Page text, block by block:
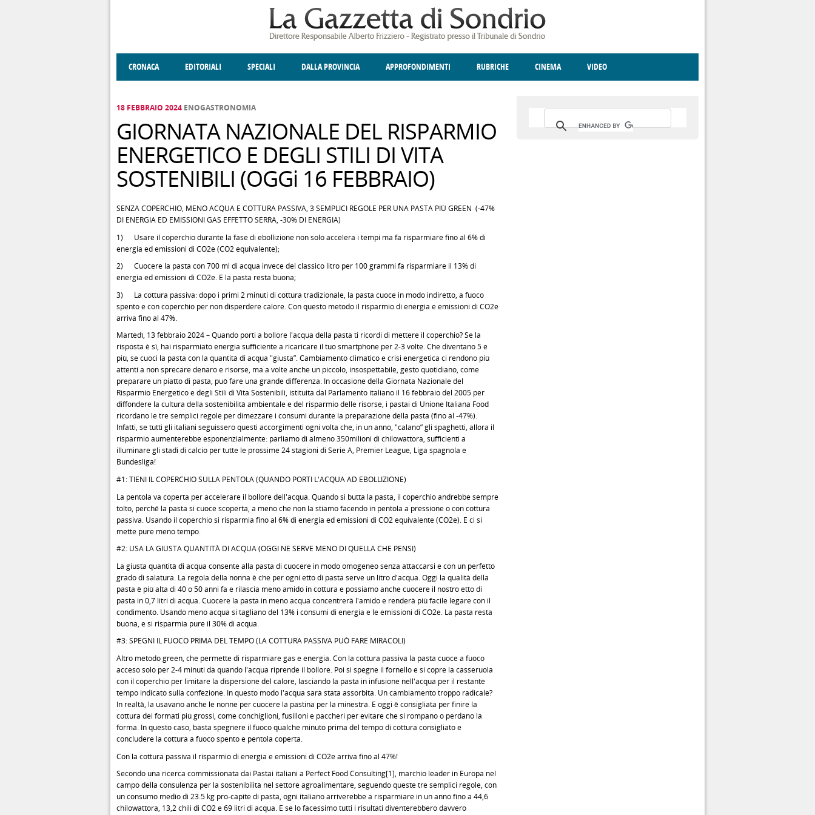
CRONACA EDITORIALI SPECIALI DALLA PROVINCIA APPROFONDIMENTI RUBRICHE CINEMA VIDEO
18 FEBBRAIO 2024 ENOGASTRONOMIA
GIORNATA NAZIONALE DEL RISPARMIO
ENERGETICO E DEGLI STILI DI VITA
SOSTENIBILI (OGGi 16 FEBBRAIO)
SENZA COPERCHIO, MENO ACQUA E COTTURA PASSIVA, 3 SEMPLICI REGOLE PER UNA PASTA PIÙ GREEN (-47%
DI ENERGIA ED EMISSIONI GAS EFFETTO SERRA, -30% DI ENERGIA)
1) Usare il coperchio durante la fase di ebollizione non solo accelera i tempi ma fa risparmiare fino al 6% di
energia ed emissioni di CO2e (CO2 equivalente);
2) Cuocere la pasta con 700 ml di acqua invece del classico litro per 100 grammi fa risparmiare il 13% di
energia ed emissioni di CO2e. E la pasta resta buona;
3) La cottura passiva: dopo i primi 2 minuti di cottura tradizionale, la pasta cuoce in modo indiretto, a fuoco
spento e con coperchio per non disperdere calore. Con questo metodo il risparmio di energia e emissioni di CO2e
arriva fino al 47%.
Martedì, 13 febbraio 2024 – Quando porti a bollore l'acqua della pasta ti ricordi di mettere il coperchio? Se la
risposta è sì, hai risparmiato energia sufficiente a ricaricare il tuo smartphone per 2-3 volte. Che diventano 5 e
più, se cuoci la pasta con la quantità di acqua "giusta”. Cambiamento climatico e crisi energetica ci rendono più
attenti a non sprecare denaro e risorse, ma a volte anche un piccolo, insospettabile, gesto quotidiano, come
preparare un piatto di pasta, può fare una grande differenza. In occasione della Giornata Nazionale del
Risparmio Energetico e degli Stili di Vita Sostenibili, istituita dal Parlamento italiano il 16 febbraio del 2005 per
diffondere la cultura della sostenibilità ambientale e del risparmio delle risorse, i pastai di Unione Italiana Food
ricordano le tre semplici regole per dimezzare i consumi durante la preparazione della pasta (fino al -47%).
Infatti, se tutti gli italiani seguissero questi accorgimenti ogni volta che, in un anno, "calano” gli spaghetti, allora il
risparmio aumenterebbe esponenzialmente: parliamo di almeno 350milioni di chilowattora, sufficienti a
illuminare gli stadi di calcio per tutte le prossime 24 stagioni di Serie A, Premier League, Liga spagnola e
Bundesliga!
#1: TIENI IL COPERCHIO SULLA PENTOLA (QUANDO PORTI L'ACQUA AD EBOLLIZIONE)
La pentola va coperta per accelerare il bollore dell'acqua. Quando si butta la pasta, il coperchio andrebbe sempre
tolto, perché la pasta si cuoce scoperta, a meno che non la stiamo facendo in pentola a pressione o con cottura
passiva. Usando il coperchio si risparmia fino al 6% di energia ed emissioni di CO2 equivalente (CO2e). E ci si
mette pure meno tempo.
#2: USA LA GIUSTA QUANTITÀ DI ACQUA (OGGI NE SERVE MENO DI QUELLA CHE PENSI)
La giusta quantità di acqua consente alla pasta di cuocere in modo omogeneo senza attaccarsi e con un perfetto
grado di salatura. La regola della nonna è che per ogni etto di pasta serve un litro d'acqua. Oggi la qualità della
pasta è più alta di 40 o 50 anni fa e rilascia meno amido in cottura e possiamo anche cuocere il nostro etto di
pasta in 0,7 litri di acqua. Cuocere la pasta in meno acqua concentrerà l'amido e renderà più facile legare con il
condimento. Usando meno acqua si tagliano del 13% i consumi di energia e le emissioni di CO2e. La pasta resta
buona, e si risparmia pure il 30% di acqua.
#3: SPEGNI IL FUOCO PRIMA DEL TEMPO (LA COTTURA PASSIVA PUÒ FARE MIRACOLI)
Altro metodo green, che permette di risparmiare gas e energia. Con la cottura passiva la pasta cuoce a fuoco
acceso solo per 2-4 minuti da quando l'acqua riprende il bollore. Poi si spegne il fornello e si copre la casseruola
con il coperchio per limitare la dispersione del calore, lasciando la pasta in infusione nell'acqua per il restante
tempo indicato sulla confezione. In questo modo l'acqua sarà stata assorbita. Un cambiamento troppo radicale?
In realtà, la usavano anche le nonne per cuocere la pastina per la minestra. E oggi è consigliata per finire la
cottura dei formati più grossi, come conchiglioni, fusilloni e paccheri per evitare che si rompano o perdano la
forma. In questo caso, basta spegnere il fuoco qualche minuto prima del tempo di cottura consigliato e
concludere la cottura a fuoco spento e pentola coperta.
Con la cottura passiva il risparmio di energia e emissioni di CO2e arriva fino al 47%!
Secondo una ricerca commissionata dai Pastai italiani a Perfect Food Consulting[1], marchio leader in Europa nel
campo della consulenza per la sostenibilità nel settore agroalimentare, seguendo queste tre semplici regole, con
un consumo medio di 23.5 kg pro-capite di pasta, ogni italiano arriverebbe a risparmiare in un anno fino a 44,6
chilowattora, 13,2 chili di CO2 e 69 litri di acqua. E se lo facessimo tutti i risultati diventerebbero davvero